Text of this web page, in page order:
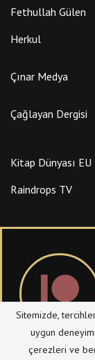
Fethullah Gülen
Herkul
Çınar Medya
Çağlayan Dergisi
Kitap Dünyası EU
Raindrops TV
Sitemizde,
uygun
çerezleri ve